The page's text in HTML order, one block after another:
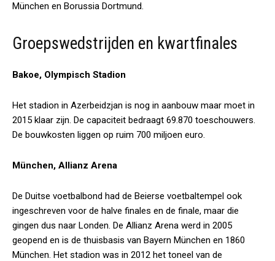
München en Borussia Dortmund.
Groepswedstrijden en kwartfinales
Bakoe, Olympisch Stadion
Het stadion in Azerbeidzjan is nog in aanbouw maar moet in
2015 klaar zijn. De capaciteit bedraagt 69.870 toeschouwers.
De bouwkosten liggen op ruim 700 miljoen euro.
München, Allianz Arena
De Duitse voetbalbond had de Beierse voetbaltempel ook
ingeschreven voor de halve finales en de finale, maar die
gingen dus naar Londen. De Allianz Arena werd in 2005
geopend en is de thuisbasis van Bayern München en 1860
München. Het stadion was in 2012 het toneel van de